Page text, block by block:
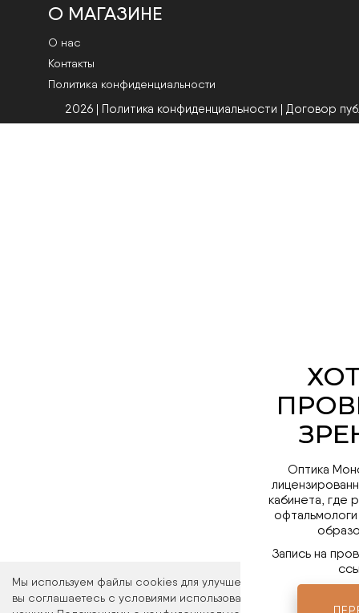
Мы используем файлы cookies для улучшения работы сайта.
вы соглашаетесь с условиями использования файлов cookies.
О МАГАЗИНЕ
О нас
Контакты
Политика конфиденциальности
2026 | Политика конфиденциальности | Договор
Оптика
кабинета, где
Запись на